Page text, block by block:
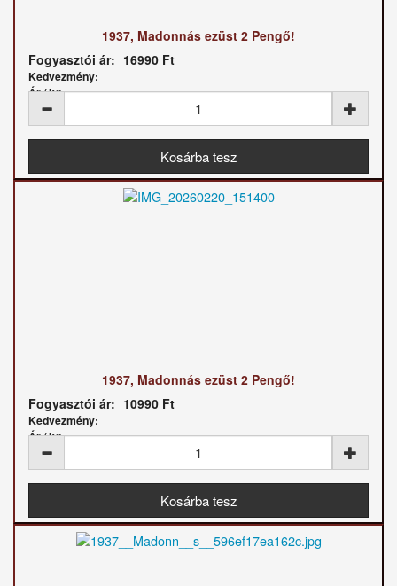
1937, Madonnás ezüst 2 Pengő!
Fogyasztói ár: 16990 Ft
Kedvezmény:
Ár / kg:
1937, Madonnás ezüst 2 Pengő!
Fogyasztói ár: 10990 Ft
Kedvezmény:
Ár / kg: